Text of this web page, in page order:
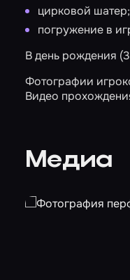
цирковой шатер;
погружение в
В день рождения
Фотографии
Видео
Медиа